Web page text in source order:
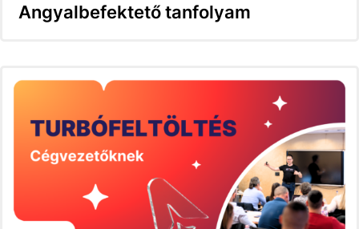
Angyalbefektető tanfolyam